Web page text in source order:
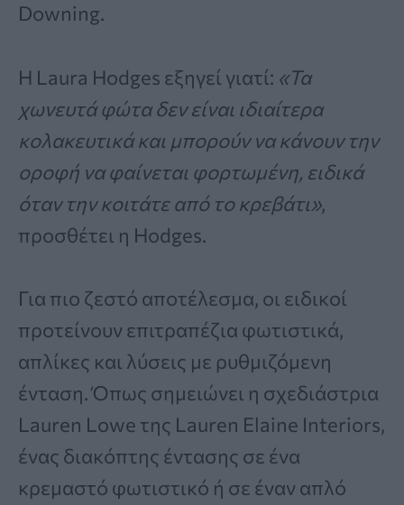
Downing.
Η Laura Hodges εξηγεί γιατί: «Τα
χωνευτά φώτα δεν είναι ιδιαίτερα
κολακευτικά και μπορούν να κάνουν την
οροφή να φαίνεται φορτωμένη, ειδικά
όταν την κοιτάτε από το κρεβάτι»,
προσθέτει η Hodges.
Για πιο ζεστό αποτέλεσμα, οι ειδικοί
προτείνουν επιτραπέζια φωτιστικά,
απλίκες και λύσεις με ρυθμιζόμενη
ένταση. Όπως σημειώνει η σχεδιάστρια
Lauren Lowe της Lauren Elaine Interiors,
ένας διακόπτης έντασης σε ένα
κρεμαστό φωτιστικό ή σε έναν απλό